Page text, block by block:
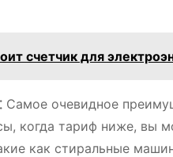
счетчик для
Самое очевидное
когда тариф ниже, вы
как стиральные